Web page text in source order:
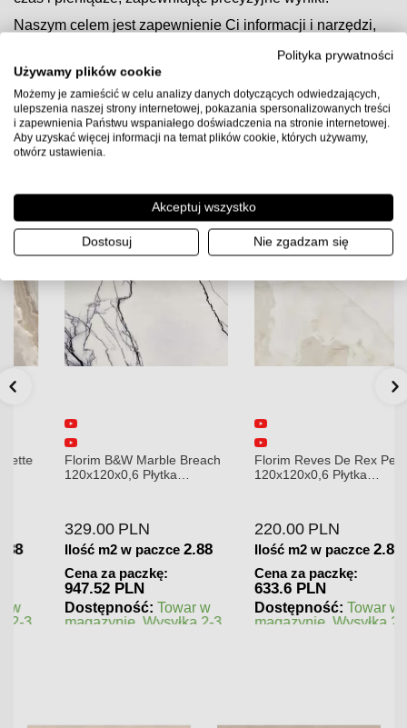
Naszym celem jest zapewnienie Ci informacji i narzędzi,
kalkulator jest prosty w użyciu, a wyniki są dokładne. Po
prostu wprowadź wymiary powierzchni, na której
zamierzasz ułożyć płytki, i nasz kalkulator automatycznie
obliczy ilość potrzebnych płytek ceramicznych.
© 2023 Multiwnętrza. Wszelkie prawa zastrzeżone.
Florim B&W Marble Breach
120x120x0,6 Płytka
329.00 PLN
Ilość m2 w paczce 2.88
Cena za paczkę:
947.52 PLN
Dostępność: Towar w
magazynie. Wysyłka 2-3
Florim Reves De Rex Perle
120x120x0,6 Płytka
220.00 PLN
Ilość m2 w paczce 2.88
Cena za paczkę:
633.6 PLN
Dostępność: Towar w
magazynie. Wysyłka 2-3
Polityka prywatności
Używamy plików cookie
Możemy je zamieścić w celu analizy danych dotyczących odwiedzających,
ulepszenia naszej strony internetowej, pokazania spersonalizowanych treści
i zapewnienia Państwu wspaniałego doświadczenia na stronie internetowej.
Aby uzyskać więcej informacji na temat plików cookie, których używamy,
otwórz ustawienia.
Akceptuj wszystko
Dostosuj Nie zgadzam się